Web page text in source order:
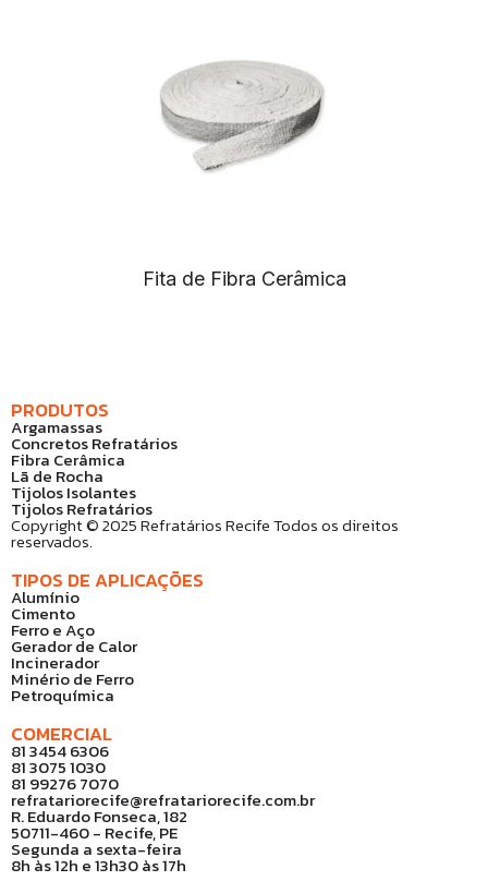
Fita de Fibra Cerâmica
PRODUTOS
Argamassas
Concretos Refratários
Fibra Cerâmica
Lã de Rocha
Tijolos Isolantes
Tijolos Refratários
Copyright © 2025 Refratários Recife Todos os direitos
reservados.
TIPOS DE APLICAÇÕES
Alumínio
Cimento
Ferro e Aço
Gerador de Calor
Incinerador
Minério de Ferro
Petroquímica
COMERCIAL
81 3454 6306
81 3075 1030
81 99276 7070
refratariorecife@refratariorecife.com.br
R. Eduardo Fonseca, 182
50711-460 - Recife, PE
Segunda a sexta-feira
8h às 12h e 13h30 às 17h